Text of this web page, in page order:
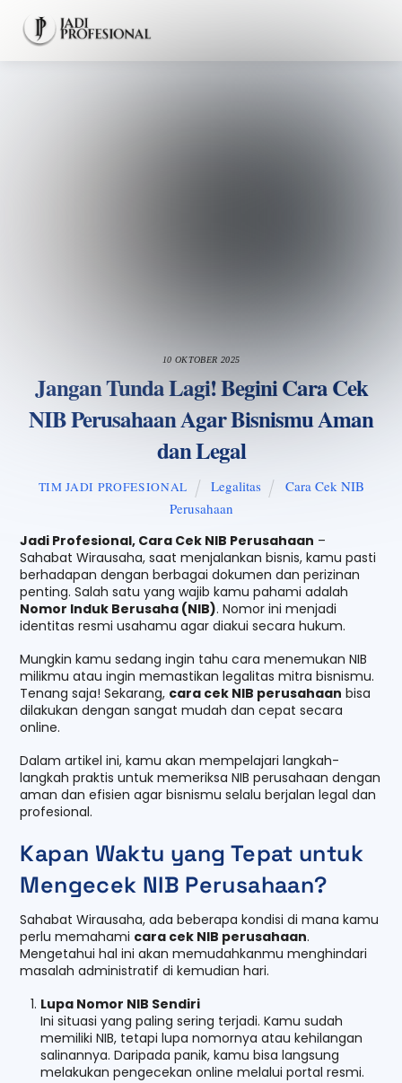
content
10 OKTOBER 2025
Jangan Tunda Lagi! Begini Cara Cek
NIB Perusahaan Agar Bisnismu Aman
dan Legal
TIM JADI PROFESIONAL Legalitas
Cara Cek NIB
Perusahaan
Jadi Profesional, Cara Cek NIB Perusahaan –
Sahabat Wirausaha, saat menjalankan bisnis, kamu pasti
berhadapan dengan berbagai dokumen dan perizinan
penting. Salah satu yang wajib kamu pahami adalah
Nomor Induk Berusaha (NIB). Nomor ini menjadi
identitas resmi usahamu agar diakui secara hukum.
Mungkin kamu sedang ingin tahu cara menemukan NIB
milikmu atau ingin memastikan legalitas mitra bisnismu.
Tenang saja! Sekarang, cara cek NIB perusahaan bisa
dilakukan dengan sangat mudah dan cepat secara
online.
Dalam artikel ini, kamu akan mempelajari langkah-
langkah praktis untuk memeriksa NIB perusahaan dengan
aman dan efisien agar bisnismu selalu berjalan legal dan
profesional.
Kapan Waktu yang Tepat untuk
Mengecek NIB Perusahaan?
Sahabat Wirausaha, ada beberapa kondisi di mana kamu
perlu memahami cara cek NIB perusahaan.
Mengetahui hal ini akan memudahkanmu menghindari
masalah administratif di kemudian hari.
Lupa Nomor NIB Sendiri
Ini situasi yang paling sering terjadi. Kamu sudah
memiliki NIB, tetapi lupa nomornya atau kehilangan
salinannya. Daripada panik, kamu bisa langsung
melakukan pengecekan online melalui portal resmi.